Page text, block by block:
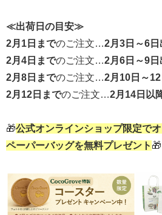
≪出荷日の目安≫
2月1日までのご注文…2月3日～6日
2月4日までのご注文…2月6日～9日
2月8日までのご注文…2月10日～
2月12日までのご注文…2月14日以
🎁公式オンラインショップ限定で
ペーパーバッグを無料プレゼント 🎁